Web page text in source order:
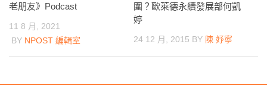
老朋友》Podcast
11 8 月, 2021
BY NPOST 編輯室
圍？歐萊德永續發展部何凱
婷
24 12 月, 2015 BY 陳 妤寧